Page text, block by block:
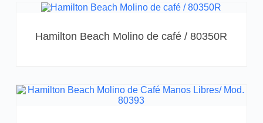
Hamilton Beach Molino de café / 80350R